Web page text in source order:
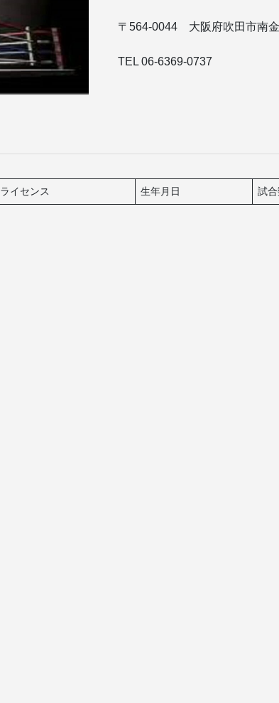
〒564-0044 大阪府吹田市南
TEL 06-6369-0737
ライセンス 生年月日 試合